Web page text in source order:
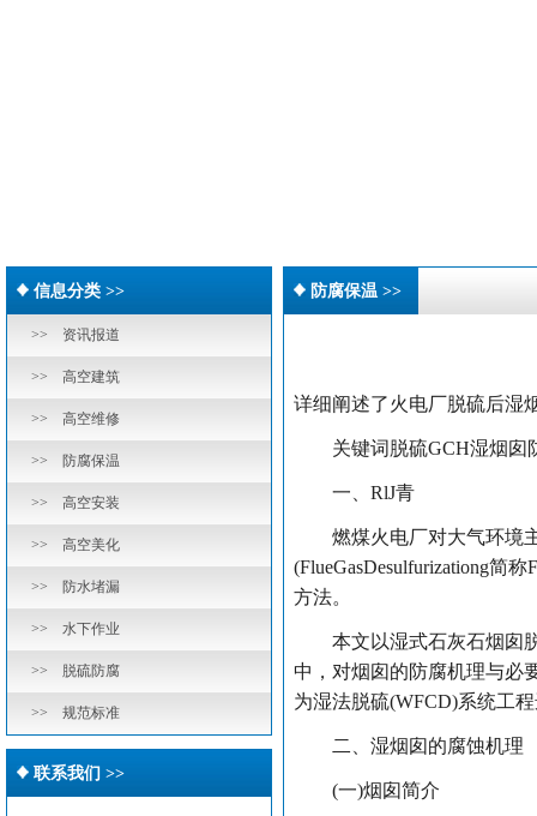
信息分类 >>
>> 资讯报道
>> 高空建筑
>> 高空维修
>> 防腐保温
>> 高空安装
>> 高空美化
>> 防水堵漏
>> 水下作业
>> 脱硫防腐
>> 规范标准
联系我们 >>
防腐保温 >>
详细阐述了火电厂脱硫后湿
关键词脱硫GCH湿烟囱
一、RlJ青
燃煤火电厂对大气环境主
(FlueGasDesulfurizationg简
方法。
本文以湿式石灰石烟囱脱
中，对烟囱的防腐机理与必
为湿法脱硫(WFCD)系统工
二、湿烟囱的腐蚀机理
(一)烟囱简介